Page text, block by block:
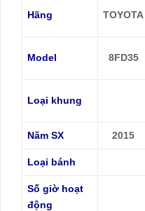
Hãng TOYOTA
Model 8FD35
Loại khung
Năm SX 2015
Loại bánh
Số giờ hoạt
động